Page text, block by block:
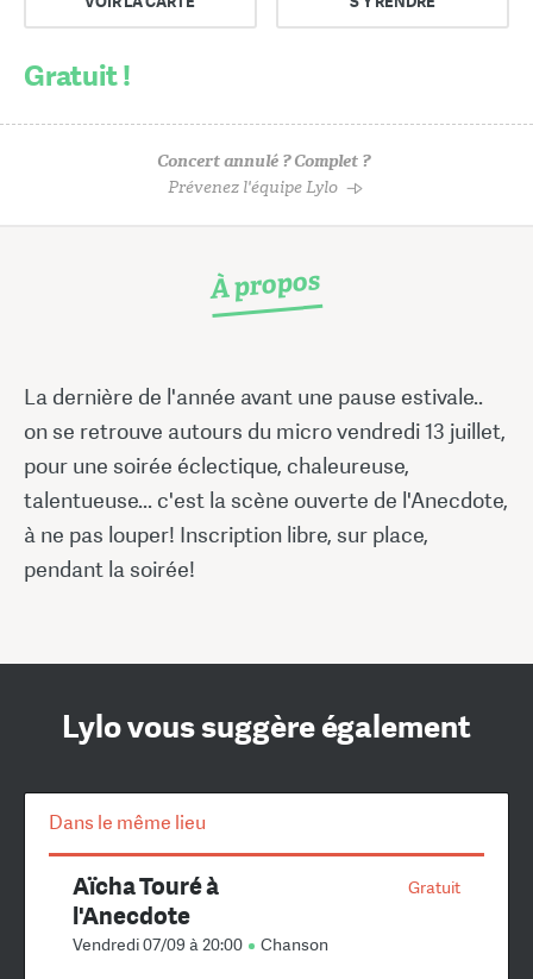
Gratuit !
Concert annulé ? Complet ?
Prévenez l'équipe Lylo
À propos
La dernière de l'année avant une pause estivale..
on se retrouve autours du micro vendredi 13 juillet,
pour une soirée éclectique, chaleureuse,
talentueuse... c'est la scène ouverte de l'Anecdote,
à ne pas louper! Inscription libre, sur place,
pendant la soirée!
Lylo vous suggère également
Dans le même lieu
Gratuit
Aïcha Touré à
l'Anecdote
Vendredi 07/09 à 20:00 Chanson